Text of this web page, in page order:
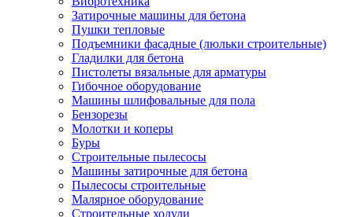
Затирочные машины для бетона
Пушки тепловые
Подъемники фасадные (люльки строительные)
Гладилки для бетона
Пистолеты вязальные для арматуры
Гибочное оборудование
Машины шлифовальные для пола
Бензорезы
Молотки и коперы
Буры
Строительные пылесосы
Машины затирочные для бетона
Пылесосы строительные
Малярное оборудование
Строительные ходули